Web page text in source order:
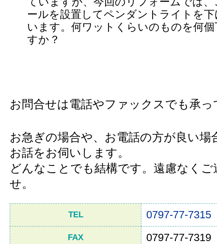
ールを設置してペンダントライトを
います。何ワットくらいのものを何
すか？
お問合せは電話やファックスでも承
お急ぎの場合や、お電話の方が良い場
お話をお伺いします。
どんなことでも結構です。遠慮なくご
せ。
TEL 0797-77-7315
FAX 0797-77-7319